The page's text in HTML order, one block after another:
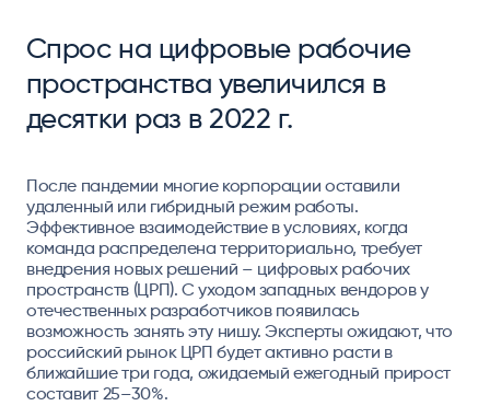
Спрос на цифровые рабочие
пространства увеличился в
десятки раз в 2022 г.
После пандемии многие корпорации оставили
удаленный или гибридный режим работы.
Эффективное взаимодействие в условиях, когда
команда распределена территориально, требует
внедрения новых решений – цифровых рабочих
пространств (ЦРП). С уходом западных вендоров у
отечественных разработчиков появилась
возможность занять эту нишу. Эксперты ожидают, что
российский рынок ЦРП будет активно расти в
ближайшие три года, ожидаемый ежегодный прирост
составит 25–30%.